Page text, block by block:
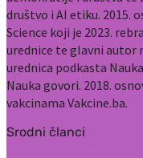
društvo i AI etiku. 2015.
Science koji je 2023.
urednice te glavni autor
urednica podkasta
Nauka govori. 2018.
vakcinama Vakcine.ba.
Srodni članci